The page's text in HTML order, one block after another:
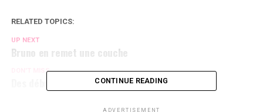
RELATED TOPICS:
UP NEXT
Bruno en remet une couche
DON'T MISS
CONTINUE READING
ADVERTISEMENT